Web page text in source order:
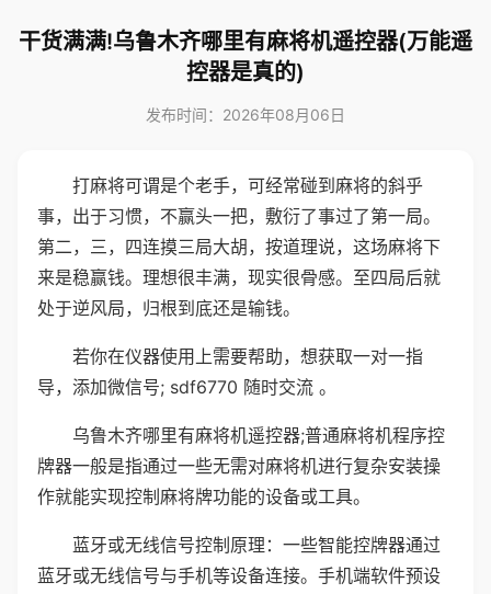
干货满满!乌鲁木齐哪里有麻将机遥控器(万能遥
控器是真的)
发布时间：2026年08月06日
打麻将可谓是个老手，可经常碰到麻将的斜乎
事，出于习惯，不赢头一把，敷衍了事过了第一局。
第二，三，四连摸三局大胡，按道理说，这场麻将下
来是稳赢钱。理想很丰满，现实很骨感。至四局后就
处于逆风局，归根到底还是输钱。
若你在仪器使用上需要帮助，想获取一对一指
导，添加微信号; sdf6770 随时交流 。
乌鲁木齐哪里有麻将机遥控器;普通麻将机程序控
牌器一般是指通过一些无需对麻将机进行复杂安装操
作就能实现控制麻将牌功能的设备或工具。
蓝牙或无线信号控制原理：一些智能控牌器通过
蓝牙或无线信号与手机等设备连接。手机端软件预设